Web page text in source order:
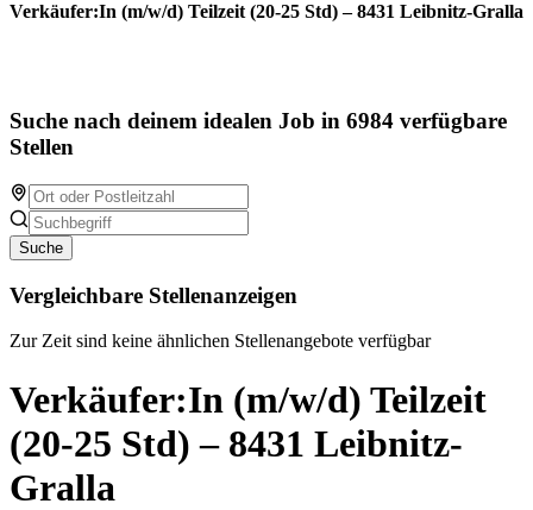
Verkäufer:In (m/w/d) Teilzeit (20-25 Std) – 8431 Leibnitz-Gralla
Suche nach deinem idealen Job in 6984 verfügbare
Stellen
Suche
Vergleichbare Stellenanzeigen
Zur Zeit sind keine ähnlichen Stellenangebote verfügbar
Verkäufer:In (m/w/d) Teilzeit
(20-25 Std) – 8431 Leibnitz-
Gralla